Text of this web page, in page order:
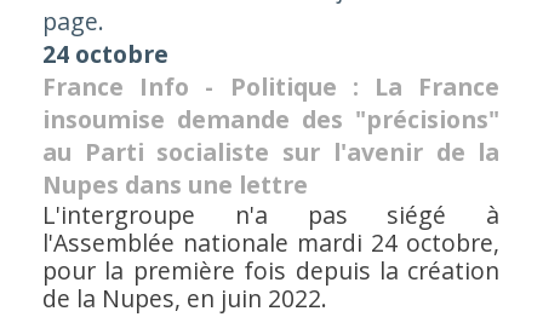
page.
24 octobre
France Info - Politique : La France
insoumise demande des "précisions"
au Parti socialiste sur l'avenir de la
Nupes dans une lettre
L'intergroupe n'a pas siégé à
l'Assemblée nationale mardi 24 octobre,
pour la première fois depuis la création
de la Nupes, en juin 2022.